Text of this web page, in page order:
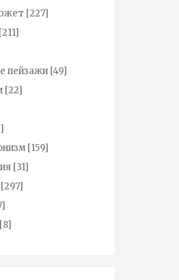
[227]
[211]
пейзажи [49]
[22]
[159]
[31]
[297]
[8]